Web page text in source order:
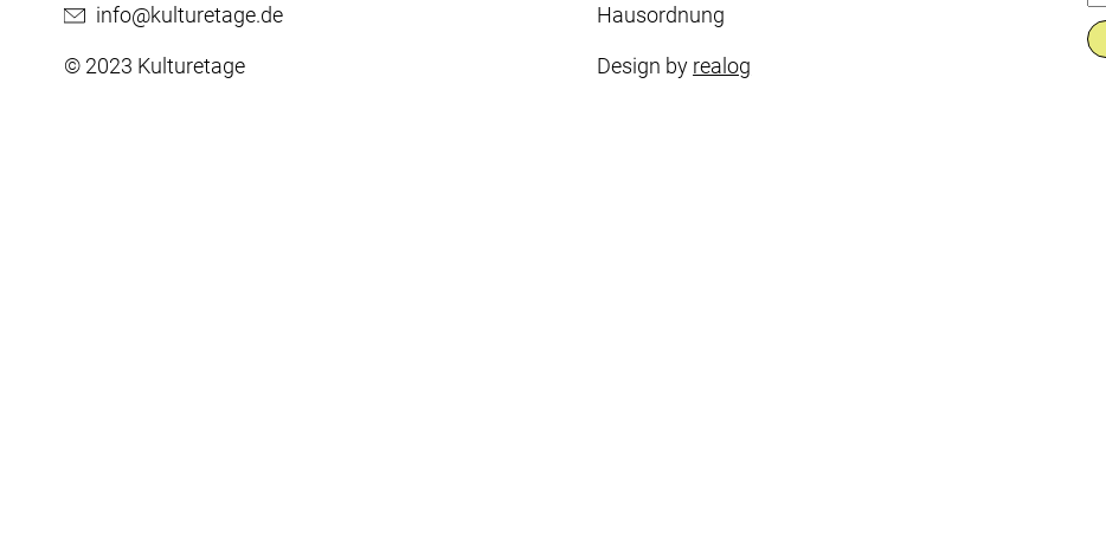
info@kulturetage.de
Hausordnung
© 2023 Kulturetage Design by realog